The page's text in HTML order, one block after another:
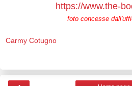
https://www.the-
foto concesse
Carmy Cotugno